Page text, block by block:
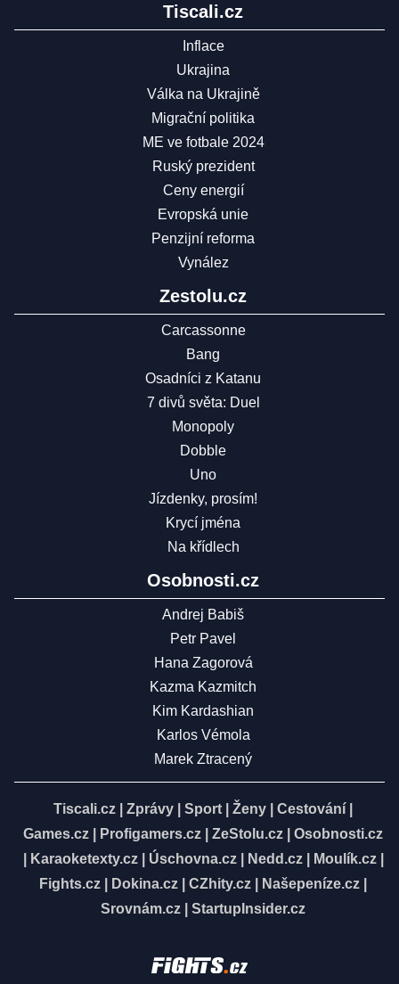
Tiscali.cz
Inflace
Ukrajina
Válka na Ukrajině
Migrační politika
ME ve fotbale 2024
Ruský prezident
Ceny energií
Evropská unie
Penzijní reforma
Vynález
Zestolu.cz
Carcassonne
Bang
Osadníci z Katanu
7 divů světa: Duel
Monopoly
Dobble
Uno
Jízdenky, prosím!
Krycí jména
Na křídlech
Osobnosti.cz
Andrej Babiš
Petr Pavel
Hana Zagorová
Kazma Kazmitch
Kim Kardashian
Karlos Vémola
Marek Ztracený
Tiscali.cz Zprávy Sport Ženy Cestování
Games.cz
Profigamers.cz ZeStolu.cz
Osobnosti.cz
Karaoketexty.cz| Úschovna.cz| Nedd.cz| Moulík.cz|
Fights.cz
Dokina.cz CZhity.cz Našepeníze.cz
Srovnám.cz
StartupInsider.cz